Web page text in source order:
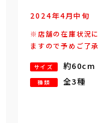
2024年4月中旬
※店舗の在庫状況
ますので予めご了
サイズ 約60cm
種類 全3種